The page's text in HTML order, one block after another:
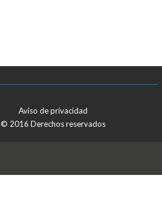
Aviso de privacidad
© 2016 Derechos reservados